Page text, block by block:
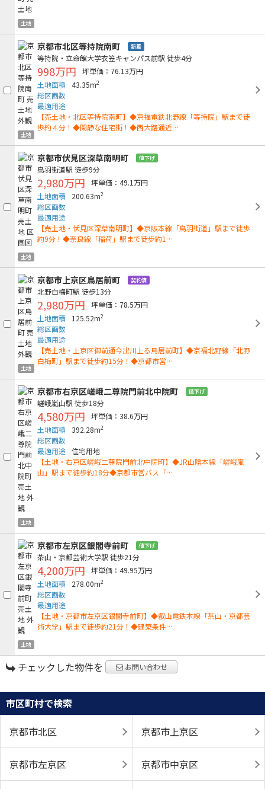
土地
土地
京都市北区等持院南町 新着
等持院・立命館大学衣笠キャンパス前駅 徒歩4分
998万円
坪単価：76.13万円
土地面積
43.35m2
総区画数
最適用途
【売土地・北区等持院南町】◆京福電鉄北野線「等持院」駅まで徒
歩約４分！◆閑静な住宅街！◆西大路通近…
土地
京都市伏見区深草南明町 値下げ
鳥羽街道駅 徒歩9分
2,980万円
坪単価：49.1万円
土地面積
200.63m2
総区画数
最適用途
【売土地・伏見区深草南明町】◆京阪本線「鳥羽街道」駅まで徒歩
約9分！◆奈良線「稲荷」駅まで徒歩約1…
土地
京都市上京区鳥居前町 契約済
北野白梅町駅 徒歩13分
2,980万円
坪単価：78.5万円
土地面積
125.52m2
総区画数
最適用途
【売土地・上京区御前通今出川上る鳥居前町】◆京福北野線「北野
白梅町」駅まで徒歩約15分！◆京都市営…
土地
京都市右京区嵯峨二尊院門前北中院町 値下げ
嵯峨嵐山駅 徒歩18分
4,580万円
坪単価：38.6万円
土地面積
392.28m2
総区画数
最適用途 住宅用地
【土地・右京区嵯峨二尊院門前北中院町】◆JR山陰本線「嵯峨嵐
山」駅まで徒歩約18分◆京都市営バス「…
土地
京都市左京区銀閣寺前町 値下げ
茶山・京都芸術大学駅 徒歩21分
4,200万円
坪単価：49.95万円
土地面積
278.00m2
総区画数
最適用途
【土地・京都市左京区銀閣寺前町】◆叡山電鉄本線「茶山・京都芸
術大学」駅まで徒歩約21分！◆建築条件…
チェックした物件を お問い合わせ
市区町村で検索
京都市北区
京都市上京区
京都市左京区 京都市中京区